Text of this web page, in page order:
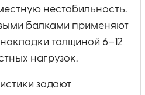
нестабильность.
балками применяют
толщиной 6–12
нагрузок.
задают